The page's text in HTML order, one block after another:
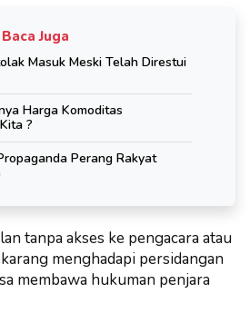
Baca Juga
Masuk Meski Telah Direstui
Harga Komoditas
?
Perang Rakyat
tanpa akses ke pengacara atau
menghadapi persidangan
membawa hukuman penjara